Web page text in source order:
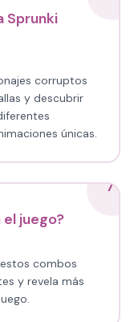
Sprunki
corruptos
y descubrir
únicas.
7
juego?
combos
y revela más